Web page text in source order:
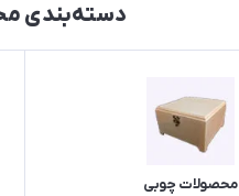
دسته‌بندی
محصولات چوبی